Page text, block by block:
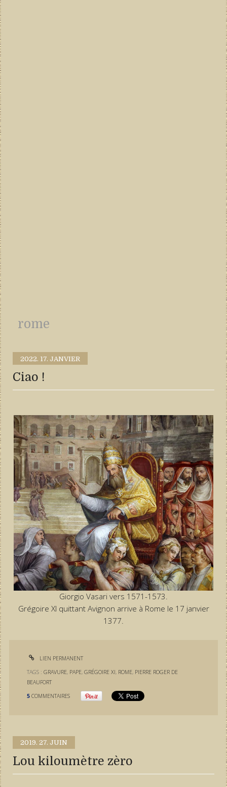
rome
2022. 17. JANVIER
Ciao !
Giorgio Vasari vers 1571-1573.
Grégoire XI quittant Avignon arrive à Rome le 17 janvier
1377.
LIEN PERMANENT
TAGS :GRAVURE, PAPE,GRÉGOIRE XI, ROME, PIERRE ROGER DE
BEAUFORT
5 COMMENTAIRES
2019. 27. JUIN
Lou kiloumètre zèro